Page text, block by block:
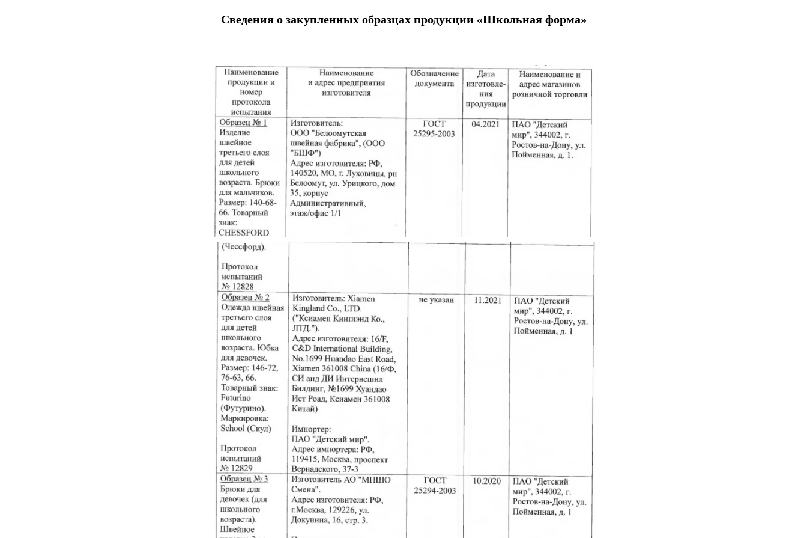
Сведения о закупленных образцах продукции «Школьная форма»